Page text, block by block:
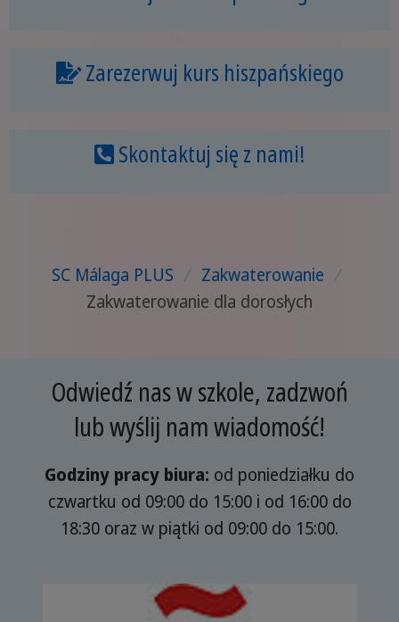
Zarezerwuj kurs hiszpańskiego
Skontaktuj się z nami!
SC Málaga PLUS / Zakwaterowanie /
Zakwaterowanie dla dorosłych
Odwiedź nas w szkole, zadzwoń
lub wyślij nam wiadomość!
Godziny pracy biura: od poniedziałku do
czwartku od 09:00 do 15:00 i od 16:00 do
18:30 oraz w piątki od 09:00 do 15:00.